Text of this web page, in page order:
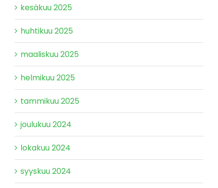
kesäkuu 2025
huhtikuu 2025
maaliskuu 2025
helmikuu 2025
tammikuu 2025
joulukuu 2024
lokakuu 2024
syyskuu 2024